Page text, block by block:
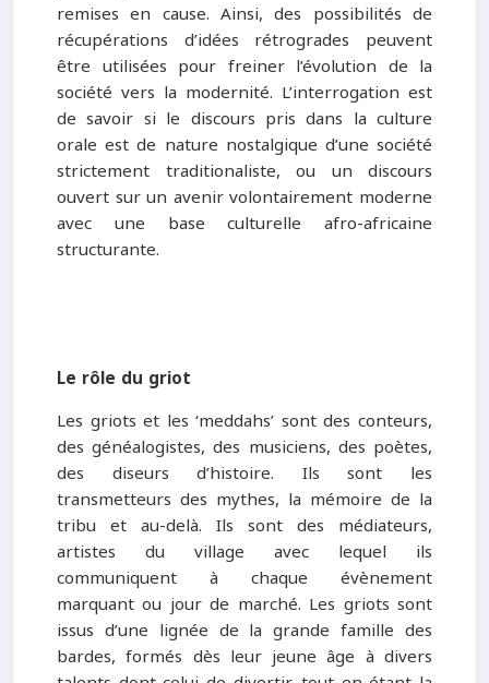
remises en cause. Ainsi, des possibilités de
récupérations d’idées rétrogrades peuvent
être utilisées pour freiner l’évolution de la
société vers la modernité. L’interrogation est
de savoir si le discours pris dans la culture
orale est de nature nostalgique d’une société
strictement traditionaliste, ou un discours
ouvert sur un avenir volontairement moderne
avec une base culturelle afro-africaine
structurante.
Le rôle du griot
Les griots et les ‘meddahs’ sont des conteurs,
des généalogistes, des musiciens, des poètes,
des diseurs d’histoire. Ils sont les
transmetteurs des mythes, la mémoire de la
tribu et au-delà. Ils sont des médiateurs,
artistes du village avec lequel ils
communiquent à chaque évènement
marquant ou jour de marché. Les griots sont
issus d’une lignée de la grande famille des
bardes, formés dès leur jeune âge à divers